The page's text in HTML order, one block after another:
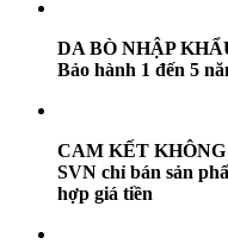
DA BÒ NHẬP
Bảo hành 1 đến 5
CAM KẾT
SVN chỉ bán sản
hợp giá tiền